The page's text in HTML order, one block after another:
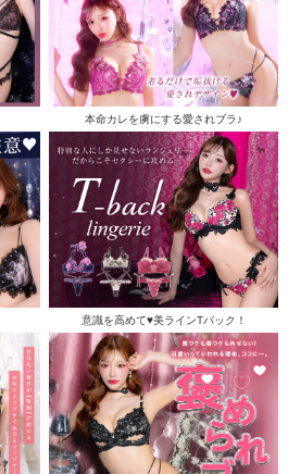
本命カレを虜にする愛されブラ♪
意識を高めて♥美ラインTバック！